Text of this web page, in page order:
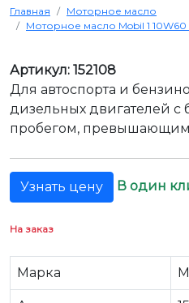
Главная
Моторное масло
Моторное масло ​​​​​​​Mobil 1 10W60
Артикул: 152108
Для автоспорта и
дизельных двигателей с
пробегом, превышающим
Узнать цену В один
На заказ
Марка